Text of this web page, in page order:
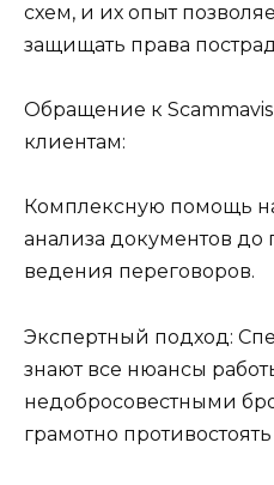
схем, и их опыт
защищать права
Обращение к
клиентам:
Комплексную помощь на
анализа документов до
ведения переговоров.
Экспертный подход:
знают все нюансы
недобросовестными
грамотно